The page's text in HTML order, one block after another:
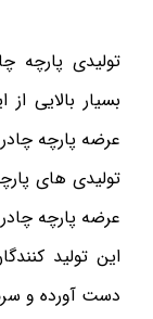
تولیدی پارچه
بسیار بالایی
عرضه پارچه
تولیدی های
عرضه پارچه
این تولید
دست آورده و